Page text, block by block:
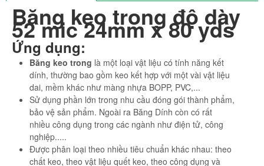
Băng keo trong độ dày
52 mic 24mm x 80 yds
Ứng dụng:
Băng keo trong là một loại vật liệu có tính năng kết
dính, thường bao gồm keo kết hợp với một vài vật liệu
dai, mềm khác như màng nhựa BOPP, PVC,...
Sử dụng phần lớn trong nhu cầu đóng gói thành phẩm,
bảo vệ sản phẩm. Ngoài ra Băng Dính còn có rất
nhiều công dụng trong các ngành như điện tử, công
nghiệp.....
Được phân loại theo nhiều tiêu chuẩn khác nhau: theo
chất keo, theo vật liệu quết keo, theo công dụng và